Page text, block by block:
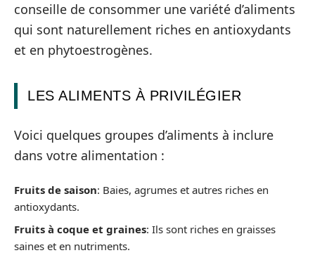
conseille de consommer une variété d’aliments
qui sont naturellement riches en antioxydants
et en phytoestrogènes.
LES ALIMENTS À PRIVILÉGIER
Voici quelques groupes d’aliments à inclure
dans votre alimentation :
Fruits de saison: Baies, agrumes et autres riches en
antioxydants.
Fruits à coque et graines: Ils sont riches en graisses
saines et en nutriments.